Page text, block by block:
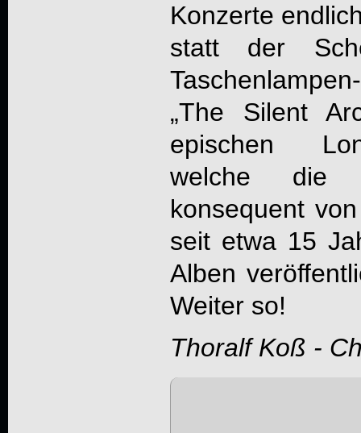
Konzerte
statt der
„The Silent
epischen
welche die
konsequent
seit etwa 15
Alben
Weiter so!
Thoralf Koß -